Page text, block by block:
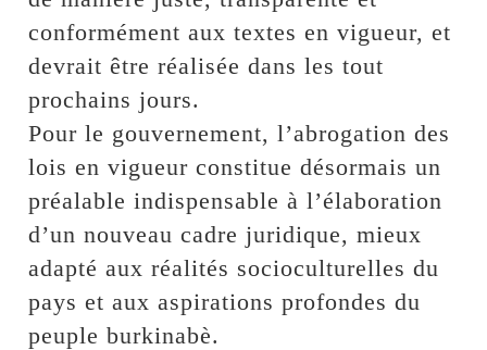
conformément aux textes en vigueur, et
devrait être réalisée dans les tout
prochains jours.
Pour le gouvernement, l’abrogation des
lois en vigueur constitue désormais un
préalable indispensable à l’élaboration
d’un nouveau cadre juridique, mieux
adapté aux réalités socioculturelles du
pays et aux aspirations profondes du
peuple burkinabè.